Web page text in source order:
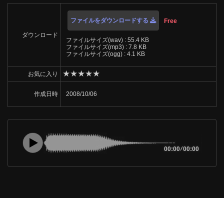
ダウンロード
ファイルをダウンロードする Free
ファイルサイズ(wav) : 55.4 KB
ファイルサイズ(mp3) : 7.8 KB
ファイルサイズ(ogg) : 4.1 KB
お気に入り ★★★★★
作成日時 2008/10/06
00:00/00:00